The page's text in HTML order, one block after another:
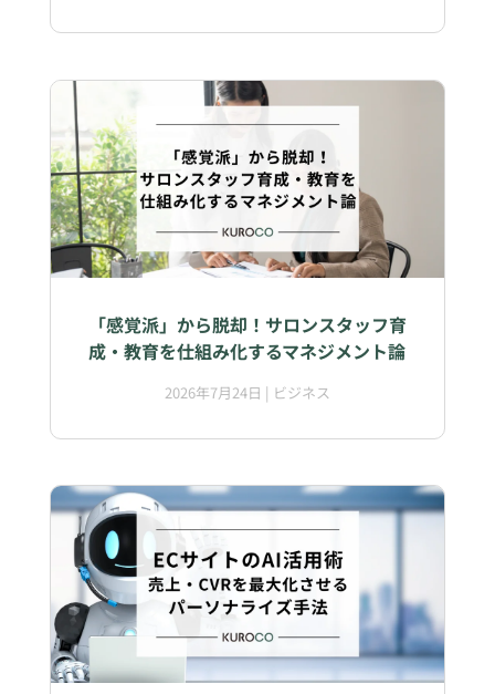
「感覚派」から脱却！サロンスタッフ育
成・教育を仕組み化するマネジメント論
2026年7月24日 | ビジネス